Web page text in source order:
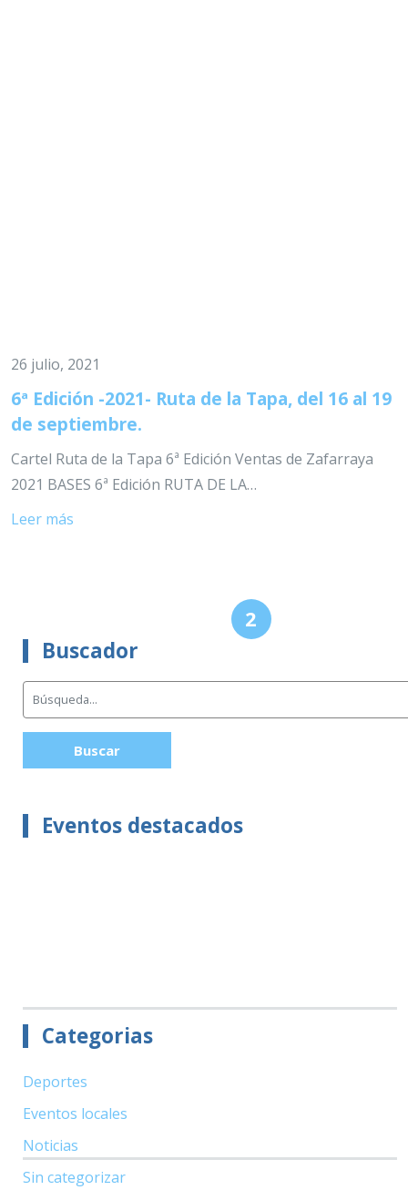
26 julio, 2021
6ª Edición -2021- Ruta de la Tapa, del 16 al 19
de septiembre.
Cartel Ruta de la Tapa 6ª Edición Ventas de Zafarraya
2021 BASES 6ª Edición RUTA DE LA…
Leer más
2
Buscador
Buscar
Eventos destacados
Categorias
Deportes
Eventos locales
Noticias
Sin categorizar